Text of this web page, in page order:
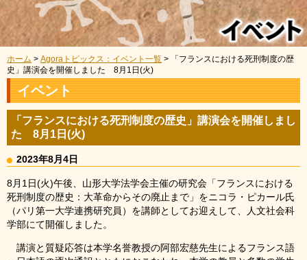
ホーム > Agoraトピックス：イベント一覧 > 「フランスにおける死刑制度の歴
史」講演会を開催しました 8月1日(火)
イベント
「フランスにおける死刑制度の歴史」講演会を開催しまし
た 8月1日(火)
2023年8月4日
8月1日(火)午後、山形大学法学会主催の研究会「フランスにおける
死刑制度の歴史：大革命からその廃止まで」をニコラ・ピカール氏
（パリ第一大学連携研究員）を講師としてお迎えして、人文社会科
学部にて開催しました。
講演と質疑応答は本学名誉教授の阿部宏慈先生によるフランス語